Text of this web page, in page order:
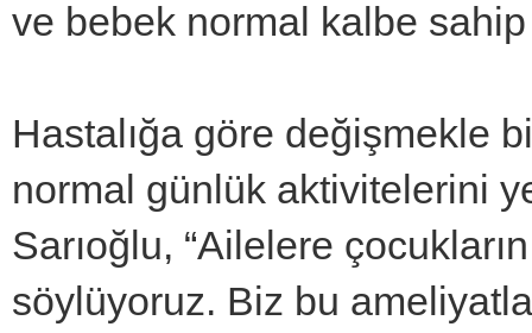
ve bebek normal kalbe
Hastalığa göre değişmekle
normal günlük aktivitelerini
Sarıoğlu, “Ailelere
söylüyoruz. Biz bu